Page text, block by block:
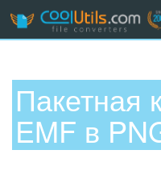
Пакетная
EMF в